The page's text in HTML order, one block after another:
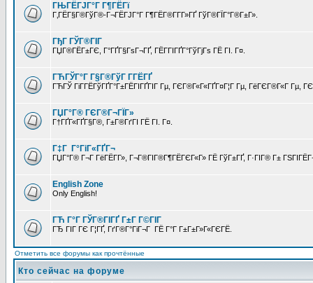
ГЊГЁГЈГ°Г Г¶ГЁГї
Г‚ГЁГ§Г®ГўГ®-Г¬ГЁГЈГ°Г Г¶ГЁГ®Г­Г­Г»ГҐ ГўГ®ГЇГ°Г®Г±Г».
ГђГ ГЎГ®ГІГ
ГЏГ®ГЁГ±ГЄ, Г°ГҐГ§ГѕГ¬ГҐ, ГЁГ­ГІГҐГ°ГўГјГѕ ГЁ ГІ. Г¤.
ГЋГЎГ°Г Г§Г®ГўГ Г­ГЁГҐ
ГЋГЎ ГіГ­ГЁГўГҐГ°Г±ГЁГІГҐГІГ Гµ, ГЄГ®Г«Г«ГҐГ¤Г¦Г Гµ, ГёГЄГ®Г«Г Гµ,
ГЏГ°Г® ГЄГ®Г¬ГЇГ»
Г†ГҐГ«ГҐГ§Г®, Г±Г®ГґГІ ГЁ ГІ. Г¤.
Г‡Г Г°ГіГ«ГҐГ¬
ГЏГ°Г® Г¬Г ГёГЁГ­Г», Г¬Г®ГІГ®Г¶ГЁГЄГ«Г» ГЁ ГўГ±ГҐ, Г·ГІГ® Г±
English Zone
Only English!
ГЋ Г°Г ГЎГ®ГІГҐ Г±Г Г©ГІГ
ГЂ ГІГ ГЄ Г¦ГҐ, ГґГ®Г°ГіГ¬Г ГЁ Г°Г Г±Г±Г»Г«ГЄГЁ.
Отметить все форумы как прочтённые
Кто сейчас на форуме